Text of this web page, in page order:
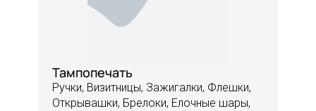
Тампопечать
Ручки, Визитницы, Зажигалки, Флешки,
Открывашки, Брелоки, Елочные шары,